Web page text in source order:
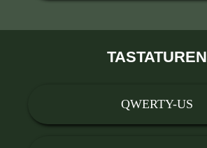
TASTATUREN
QWERTY-US